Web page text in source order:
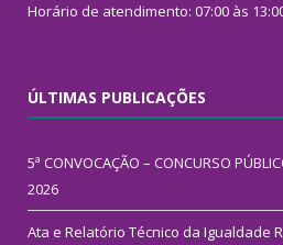
Horário de atendimento: 07:00 às
ÚLTIMAS PUBLICAÇÕES
5ª CONVOCAÇÃO – CONCURSO
2026
Ata e Relatório Técnico da Igualdade